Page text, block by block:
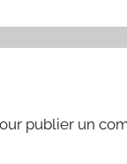
publier un